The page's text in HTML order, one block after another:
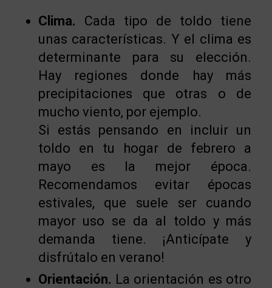
Clima. Cada tipo de toldo tiene
unas características. Y el clima es
determinante para su elección.
Hay regiones donde hay más
precipitaciones que otras o de
mucho viento, por ejemplo.
Si estás pensando en incluir un
toldo en tu hogar de febrero a
mayo es la mejor época.
Recomendamos evitar épocas
estivales, que suele ser cuando
mayor uso se da al toldo y más
demanda tiene. ¡Anticípate y
disfrútalo en verano!
Orientación. La orientación es otro